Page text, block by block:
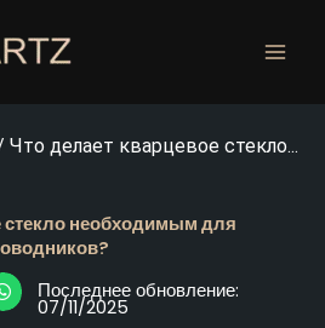
Что делает кварцевое стекло...
стекло необходимым для
Последнее обновление:
07/11/2025